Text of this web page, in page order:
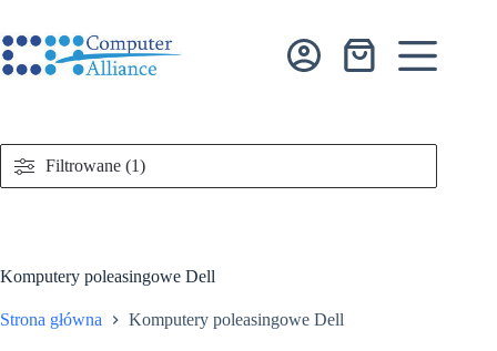
treści
Koszyk
Komputery poleasingowe Dell
Strona główna Komputery poleasingowe Dell
Filtrowane (1)